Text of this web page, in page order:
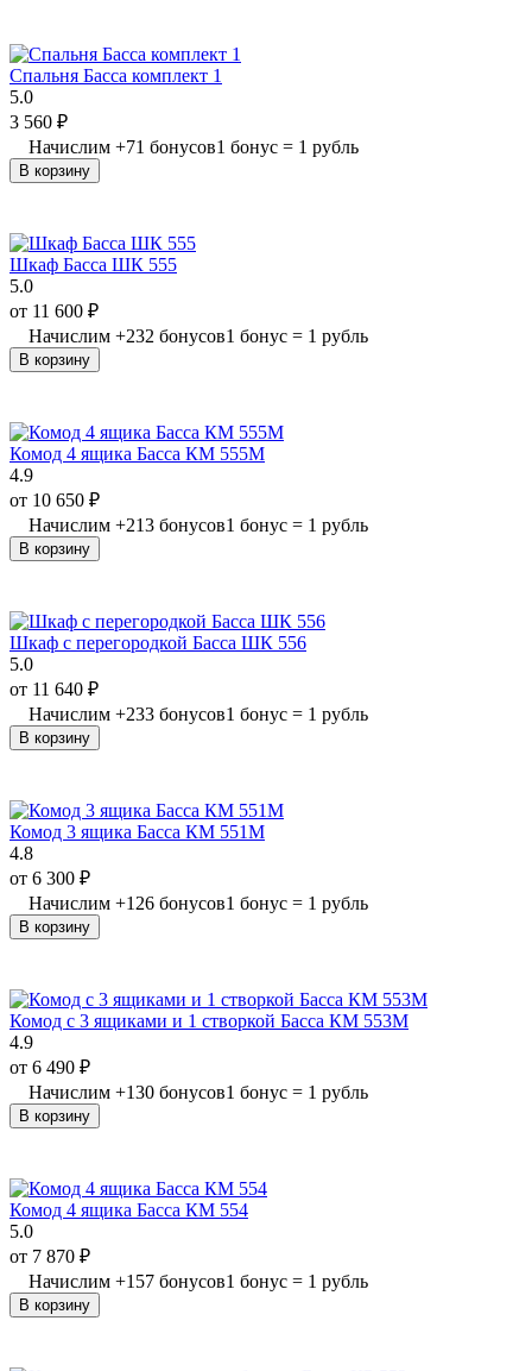
Спальня Басса комплект 1
5.0
3 560 ₽
Начислим +71 бонусов1 бонус = 1 рубль
В корзину
Шкаф Басса ШК 555
5.0
от 11 600 ₽
Начислим +232 бонусов1 бонус = 1 рубль
В корзину
Комод 4 ящика Басса КМ 555М
4.9
от 10 650 ₽
Начислим +213 бонусов1 бонус = 1 рубль
В корзину
Шкаф с перегородкой Басса ШК 556
5.0
от 11 640 ₽
Начислим +233 бонусов1 бонус = 1 рубль
В корзину
Комод 3 ящика Басса КМ 551М
4.8
от 6 300 ₽
Начислим +126 бонусов1 бонус = 1 рубль
В корзину
Комод с 3 ящиками и 1 створкой Басса КМ 553М
4.9
от 6 490 ₽
Начислим +130 бонусов1 бонус = 1 рубль
В корзину
Комод 4 ящика Басса КМ 554
5.0
от 7 870 ₽
Начислим +157 бонусов1 бонус = 1 рубль
В корзину